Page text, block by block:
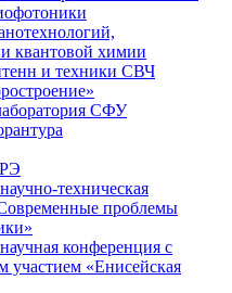
квантовой химии
и техники СВЧ
СФУ
техническая
проблемы
конференция с
участием «Енисейская